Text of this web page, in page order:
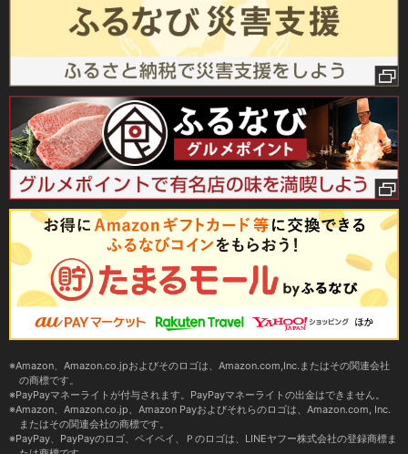
Amazon、Amazon.co.jpおよびそのロゴは、Amazon.com,Inc.またはその関連会社
の商標です。
PayPayマネーライトが付与されます。PayPayマネーライトの出金はできません。
Amazon、Amazon.co.jp、Amazon Payおよびそれらのロゴは、Amazon.com, Inc.
またはその関連会社の商標です。
PayPay、PayPayのロゴ、ペイペイ、Ｐのロゴは、LINEヤフー株式会社の登録商標ま